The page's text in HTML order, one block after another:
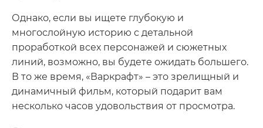
Однако, если вы ищете глубокую и
многослойную историю с детальной
проработкой всех персонажей и сюжетных
линий, возможно, вы будете ожидать большего.
В то же время, «Варкрафт» – это зрелищный и
динамичный фильм, который подарит вам
несколько часов удовольствия от просмотра.